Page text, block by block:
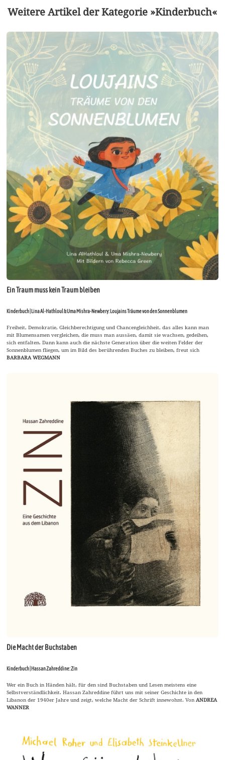
Weitere Artikel der Kategorie »Kinderbuch«
Ein Traum muss kein Traum bleiben
Kinderbuch | Lina Al-Hathloul & Uma Mishra-Newbery: Loujains Träume von den Sonnenblumen
Freiheit, Demokratie, Gleichberechtigung und Chancengleichheit, das alles kann man
mit Blumensamen vergleichen, die muss man aussäen, damit sie wachsen, gedeihen,
sich entfalten. Dann kann auch die nächste Generation über die weiten Felder der
Sonnenblumen fliegen, um im Bild des berührenden Buches zu bleiben, freut sich
BARBARA WEGMANN
Die Macht der Buchstaben
Kinderbuch | Hassan Zahreddine: Zin
Wer ein Buch in Händen hält, für den sind Buchstaben und Lesen meistens eine
Selbstverständlichkeit. Hassan Zahreddine führt uns mit seiner Geschichte in den
Libanon der 1940er Jahre und zeigt, welche Macht der Schrift innewohnt. VonANDREA
WANNER